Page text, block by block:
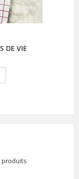
DE VIE
produits